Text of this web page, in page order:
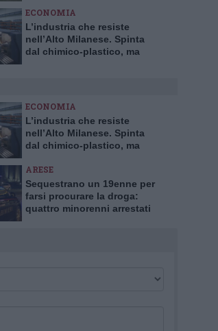
ECONOMIA
L’industria che resiste
nell’Alto Milanese. Spinta
dal chimico-plastico, ma
ECONOMIA
L’industria che resiste
nell’Alto Milanese. Spinta
dal chimico-plastico, ma
ARESE
Sequestrano un 19enne per
farsi procurare la droga:
quattro minorenni arrestati